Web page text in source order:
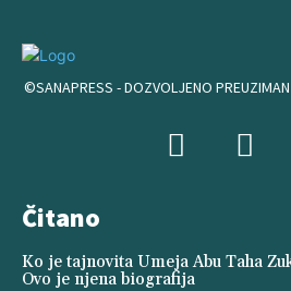
©SANAPRESS - DOZVOLJENO
Čitano
Ko je tajnovita Umeja Abu Taha
Ovo je njena biografija